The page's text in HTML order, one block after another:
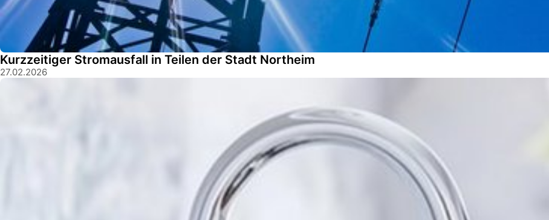
Kurzzeitiger Stromausfall in Teilen der Stadt Northeim
27.02.2026